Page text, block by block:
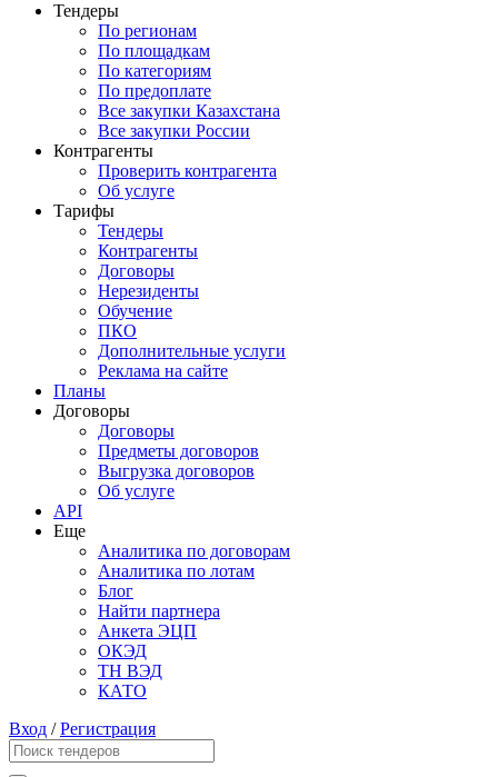
Тендеры
По регионам
По площадкам
По категориям
По предоплате
Все закупки Казахстана
Все закупки России
Контрагенты
Проверить контрагента
Об услуге
Тарифы
Тендеры
Контрагенты
Договоры
Нерезиденты
Обучение
ПКО
Дополнительные услуги
Реклама на сайте
Планы
Договоры
Договоры
Предметы договоров
Выгрузка договоров
Об услуге
API
Еще
Аналитика по договорам
Аналитика по лотам
Блог
Найти партнера
Анкета ЭЦП
ОКЭД
ТН ВЭД
КАТО
Вход /Регистрация